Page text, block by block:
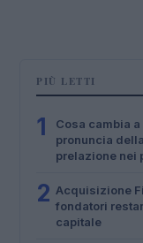
PIÙ LETTI
1
Cosa cambia
pronuncia
prelazione nei
2 Acquisizione
fondatori
capitale